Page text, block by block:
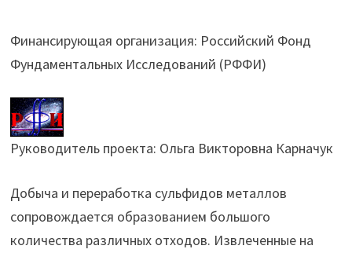
Финансирующая организация: Российский Фонд
Фундаментальных Исследований (РФФИ)
Руководитель проекта: Ольга Викторовна Карначук
Добыча и переработка сульфидов металлов
сопровождается образованием большого
количества различных отходов. Извлеченные на